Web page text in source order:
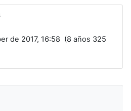
de 2017, 16:58 (8 años 325